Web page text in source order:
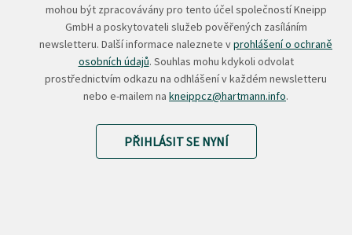
mohou být zpracovávány pro tento účel společností Kneipp
GmbH a poskytovateli služeb pověřených zasíláním
newsletteru. Další informace naleznete vprohlášení o ochraně
osobních údajů. Souhlas mohu kdykoli odvolat
prostřednictvím odkazu na odhlášení v každém newsletteru
nebo e-mailem na kneippcz@hartmann.info.
PŘIHLÁSIT SE NYNÍ